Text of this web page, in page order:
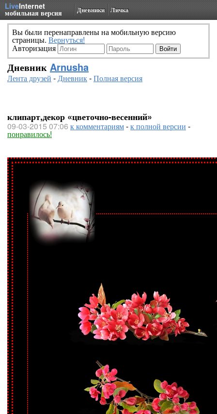
LiveInternet
мобильная версия Дневники Личка
Вы были перенаправлены на мобильную версию
страницы. Вернуться!
Авторизация
Дневник Arnusha
Лента друзей -Дневник-Полная версия
клипарт,декор «цветочно-весенний»
09-03-2015 07:06 к комментариям-к полной версии -
понравилось!